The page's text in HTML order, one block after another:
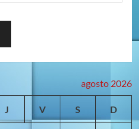
agosto 2026
J V S D